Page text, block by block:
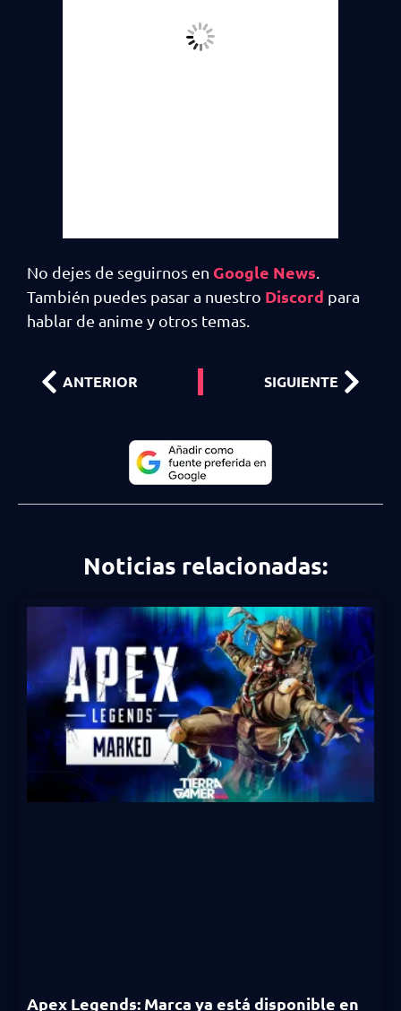
No dejes de seguirnos en Google News
También puedes pasar a nuestro Discord para
hablar de anime y otros temas.
ANTERIOR SIGUIENTE
Noticias relacionadas:
Apex Legends: Marca ya está disponible en